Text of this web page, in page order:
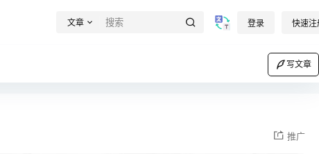
文章 登录 快速注
写文章
推广